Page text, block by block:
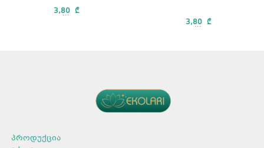
3,80 ₾
...
3,80 ₾
...
პროდუქცია